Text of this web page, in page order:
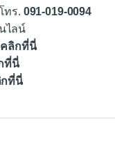
ทร. 091-019-0094
ไลน์
คลิกที่นี่
ที่นี่
ที่นี่